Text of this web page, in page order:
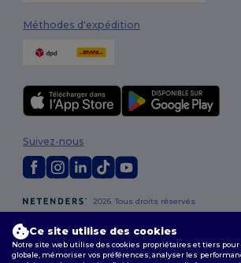
Méthodes d'expédition
2026. Tous droits réservés
Confidentialité|Politique de Cookies|
Suivez-nous
Ce site utilise des cookies
Notre site web utilise des cookies propriétaires et tiers
globale, mémoriser vos préférences, analyser les